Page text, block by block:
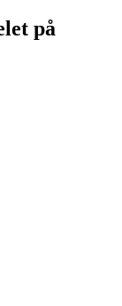
på